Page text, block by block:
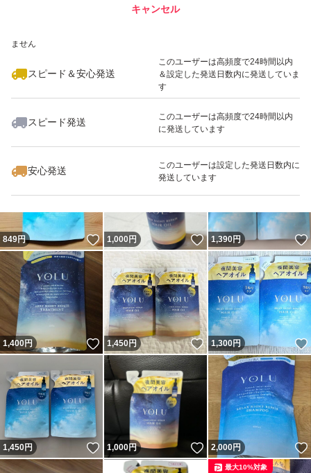
ません
スピード＆安心発送
このユーザーは高頻度で24時間以内
＆設定した発送日数内に発送していま
す
スピード発送
このユーザーは高頻度で24時間以内
に発送しています
安心発送
このユーザーは設定した発送日数内に
発送しています
キャンセル
いいね！
1,350
849円 いいね！
1,000 円 いいね！
1,390円
1,400円 いいね！
1,450円 いいね！
1,300円
1,450円 いいね！
1,000円 いいね！
2,000円
最大10%対象